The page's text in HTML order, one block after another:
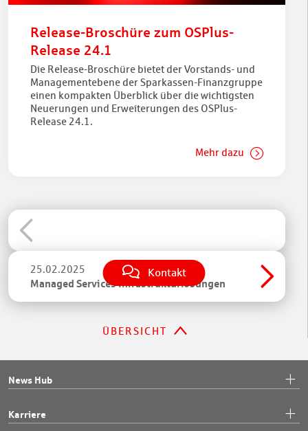
Kontakt
Release-Broschüre zum OSPlus-
Release 24.1
Die Release-Broschüre bietet der Vorstands- und
Managementebene der Sparkassen-Finanzgruppe
einen kompakten Überblick über die wichtigsten
Neuerungen und Erweiterungen des OSPlus-
Release 24.1.
Mehr dazu
25.02.2025
Managed Services Infrastrukturlösungen
ÜBERSICHT
News Hub
Karriere